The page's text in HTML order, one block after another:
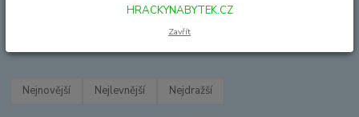
Nejnovější Nejlevnější Nejdražší
HRACKYNABYTEK.CZ
Zavřít